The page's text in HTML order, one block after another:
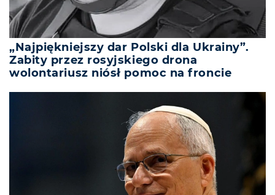
„Najpiękniejszy dar Polski dla Ukrainy”.
Zabity przez rosyjskiego drona
wolontariusz niósł pomoc na froncie